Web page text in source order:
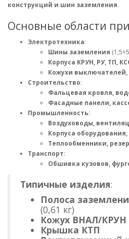
конструкций и шин заземления.
Основные области
Электротехника:
Шины заземления
Корпуса КРУН, РУ, ТП,
Кожухи
Строительство:
Фальцевая кровля,
Фасадные панели,
Промышленность:
Воздуховоды,
Корпуса
Теплообменники,
Транспорт:
Обшивка кузовов,
Типичные изделия:
Полоса
(0,61 кг)
Кожух ВНАЛ/КРУН
Крышка КТП